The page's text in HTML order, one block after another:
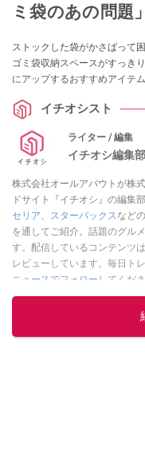
ミ袋のあの問題
ストックした袋がかさばって
ゴミ袋収納スペースがすっき
にアップするおすすめアイテ
イチオシスト
ライター / 編集
イチオシ編集部
株式会社オールアバウトが株
ドサイト『イチオシ』の編集部
セリア、 スターバックスなど
を通してご紹介。話題のグル
す。配信しているコンテンツ
レビューしています。毎日ト
ニュースでフォロー してくだ